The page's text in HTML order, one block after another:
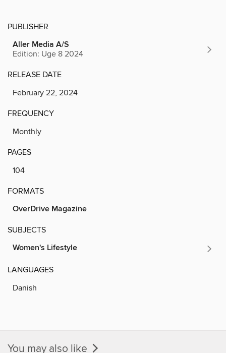
PUBLISHER
Aller Media A/S
Edition: Uge 8 2024
RELEASE DATE
February 22, 2024
FREQUENCY
Monthly
PAGES
104
FORMATS
OverDrive Magazine
SUBJECTS
Women's Lifestyle
LANGUAGES
Danish
You may also like